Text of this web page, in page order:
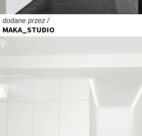
dodane przez /
MAKA_STUDIO